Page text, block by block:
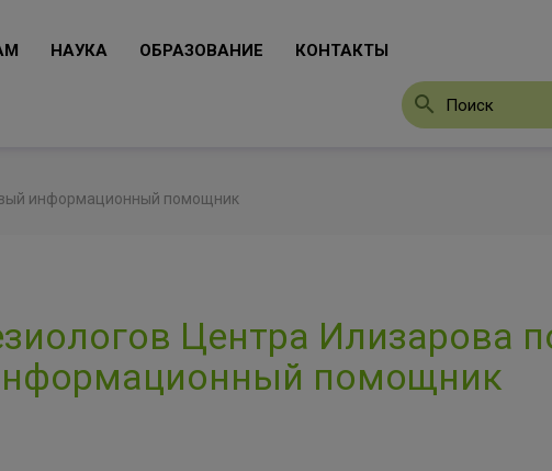
НАУКА ОБРАЗОВАНИЕ КОНТАКТЫ
информационный помощник
Центра Илизарова
помощник